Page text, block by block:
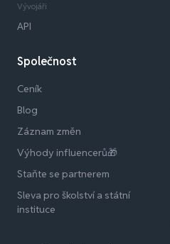
Vývojáři
API
Společnost
Ceník
Blog
Záznam změn
Výhody influencerů🎁
Staňte se partnerem
Sleva pro školství a státní
instituce